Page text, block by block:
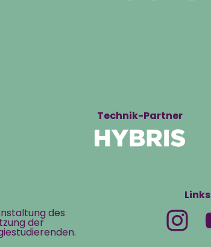
Technik-Partner
des
der
Links